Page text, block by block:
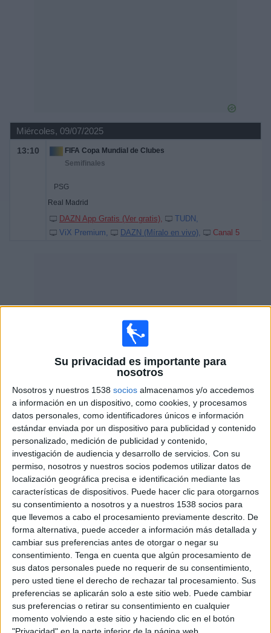
Su privacidad es importante para
nosotros
Nosotros y nuestros 1538 socios almacenamos y/o accedemos
a información en un dispositivo, como cookies, y procesamos
datos personales, como identificadores únicos e información
estándar enviada por un dispositivo para publicidad y contenido
personalizado, medición de publicidad y contenido,
investigación de audiencia y desarrollo de servicios. Con su
permiso, nosotros y nuestros socios podemos utilizar datos de
localización geográfica precisa e identificación mediante las
características de dispositivos. Puede hacer clic para otorgarnos
su consentimiento a nosotros y a nuestros 1538 socios para
que llevemos a cabo el procesamiento previamente descrito. De
forma alternativa, puede acceder a información más detallada y
cambiar sus preferencias antes de otorgar o negar su
consentimiento. Tenga en cuenta que algún procesamiento de
sus datos personales puede no requerir de su consentimiento,
pero usted tiene el derecho de rechazar tal procesamiento. Sus
preferencias se aplicarán solo a este sitio web. Puede cambiar
sus preferencias o retirar su consentimiento en cualquier
momento volviendo a este sitio y haciendo clic en el botón
"Privacidad" en la parte inferior de la página web.
Miércoles, 09/07/2025
13:10
FIFA Copa Mundial de Clubes
Semifinales
PSG
Real Madrid
DAZN App Gratis (Ver gratis)
TUDN
ViX Premium
DAZN (Míralo en vivo) Canal 5